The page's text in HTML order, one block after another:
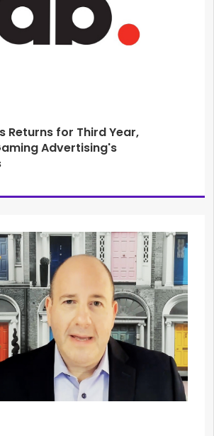
Returns for Third Year,
Advertising's